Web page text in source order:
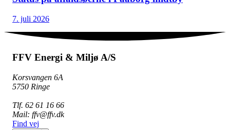
7. juli 2026
FFV Energi & Miljø A/S
Korsvangen 6A
5750 Ringe
Tlf. 62 61 16 66
Mail: ffv@ffv.dk
Find vej